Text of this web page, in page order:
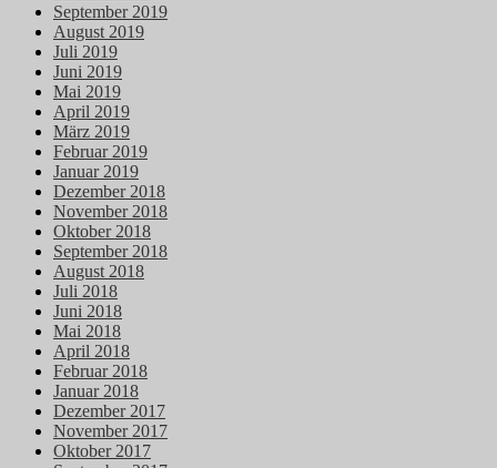
September 2019
August 2019
Juli 2019
Juni 2019
Mai 2019
April 2019
März 2019
Februar 2019
Januar 2019
Dezember 2018
November 2018
Oktober 2018
September 2018
August 2018
Juli 2018
Juni 2018
Mai 2018
April 2018
Februar 2018
Januar 2018
Dezember 2017
November 2017
Oktober 2017